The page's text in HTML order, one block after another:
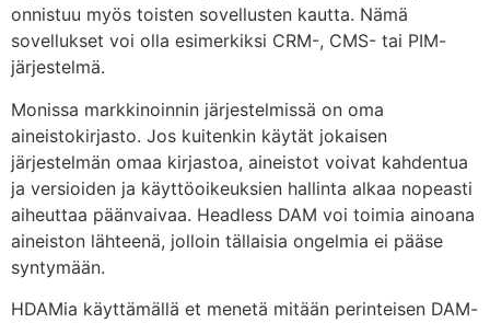
onnistuu myös toisten sovellusten kautta. Nämä
sovellukset voi olla esimerkiksi CRM-, CMS- tai PIM-
järjestelmä.
Monissa markkinoinnin järjestelmissä on oma
aineistokirjasto. Jos kuitenkin käytät jokaisen
järjestelmän omaa kirjastoa, aineistot voivat kahdentua
ja versioiden ja käyttöoikeuksien hallinta alkaa nopeasti
aiheuttaa päänvaivaa. Headless DAM voi toimia ainoana
aineiston lähteenä, jolloin tällaisia ongelmia ei pääse
syntymään.
HDAMia käyttämällä et menetä mitään perinteisen DAM-